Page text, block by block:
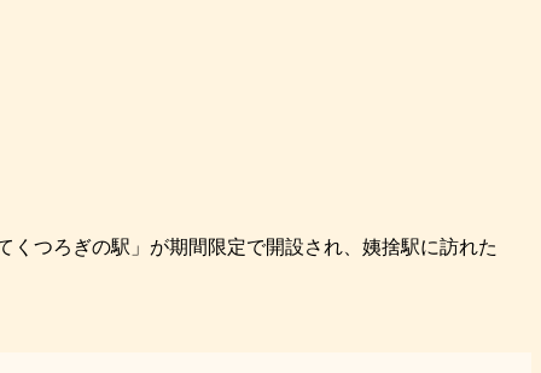
くつろぎの駅」が期間限定で開設され、姨捨駅に訪れた